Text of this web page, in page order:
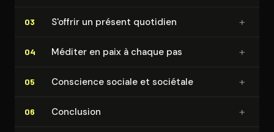
03 S'offrir un présent quotidien +
04 Méditer en paix à chaque pas +
05 Conscience sociale et sociétale +
06 Conclusion +